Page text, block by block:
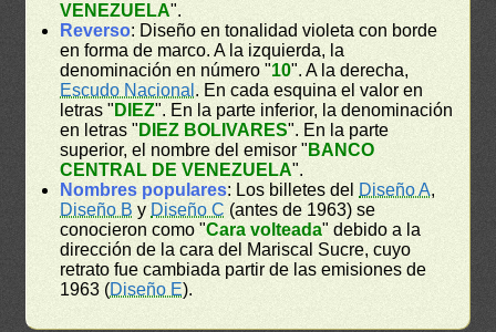
VENEZUELA".
Reverso: Diseño en tonalidad violeta con borde
en forma de marco. A la izquierda, la
denominación en número "10". A la derecha,
Escudo Nacional . En cada esquina el valor en
letras " DIEZ". En la parte inferior, la denominación
en letras " DIEZ BOLIVARES". En la parte
superior, el nombre del emisor " BANCO
CENTRAL DE VENEZUELA".
Nombres populares: Los billetes del Diseño A,
Diseño B y Diseño C (antes de 1963) se
conocieron como "Cara volteada" debido a la
dirección de la cara del Mariscal Sucre, cuyo
retrato fue cambiada partir de las emisiones de
1963 (Diseño E).